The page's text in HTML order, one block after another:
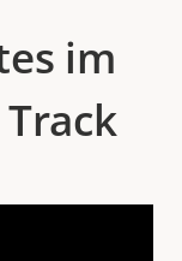
im
Track